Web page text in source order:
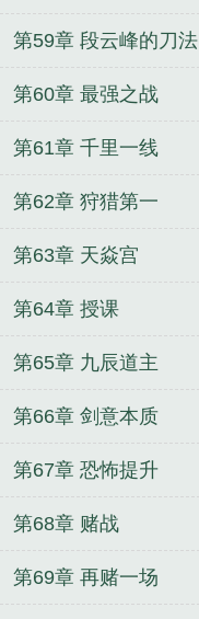
第59章 段云峰的刀法
第60章 最强之战
第61章 千里一线
第62章 狩猎第一
第63章 天焱宫
第64章 授课
第65章 九辰道主
第66章 剑意本质
第67章 恐怖提升
第68章 赌战
第69章 再赌一场